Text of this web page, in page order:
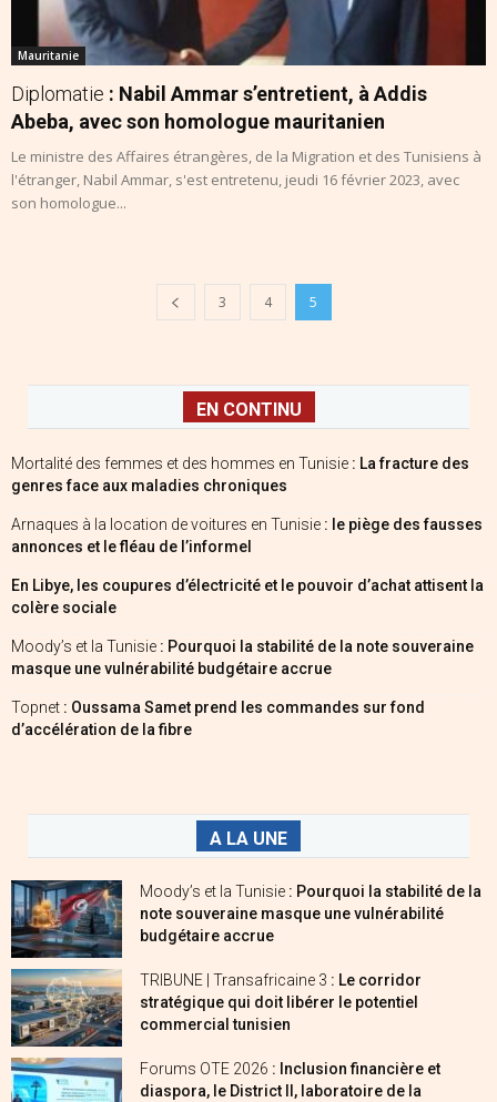
Mauritanie
Diplomatie : Nabil Ammar s’entretient, à Addis
Abeba, avec son homologue mauritanien
Le ministre des Affaires étrangères, de la Migration et des Tunisiens à
l'étranger, Nabil Ammar, s'est entretenu, jeudi 16 février 2023, avec
son homologue...
3 4 5
EN CONTINU
Mortalité des femmes et des hommes en Tunisie : La fracture des
genres face aux maladies chroniques
Arnaques à la location de voitures en Tunisie : le piège des fausses
annonces et le fléau de l’informel
En Libye, les coupures d’électricité et le pouvoir d’achat attisent la
colère sociale
Moody’s et la Tunisie : Pourquoi la stabilité de la note souveraine
masque une vulnérabilité budgétaire accrue
Topnet : Oussama Samet prend les commandes sur fond
d’accélération de la fibre
A LA UNE
Moody’s et la Tunisie : Pourquoi la stabilité de la
note souveraine masque une vulnérabilité
budgétaire accrue
TRIBUNE | Transafricaine 3 : Le corridor
stratégique qui doit libérer le potentiel
commercial tunisien
Forums OTE 2026 : Inclusion financière et
diaspora, le District II, laboratoire de la